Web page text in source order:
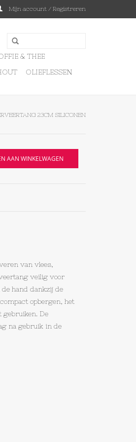
Mijn account / Registreren
& THEE
OLIEFLESSEN
23CM SILICONEN
AAN WINKELWAGEN
van vlees,
veilig voor
hand dankzij de
opbergen, het
gebruiken. De
na gebruik in de